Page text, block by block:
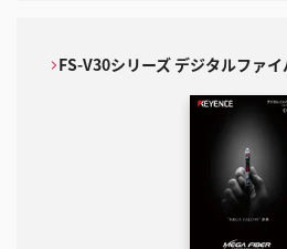
FS-V30シリーズ デジタルファ